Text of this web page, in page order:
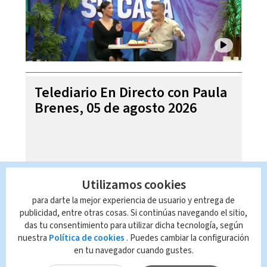
Telediario En Directo con Paula
Brenes, 05 de agosto 2026
Utilizamos cookies
para darte la mejor experiencia de usuario y entrega de
publicidad, entre otras cosas. Si continúas navegando el sitio,
das tu consentimiento para utilizar dicha tecnología, según
nuestra Política de cookies . Puedes cambiar la configuración
en tu navegador cuando gustes.